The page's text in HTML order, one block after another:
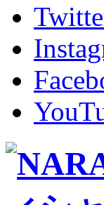
グッズ
ファン
ホーム
コラム
その他
TEAM
2026/27
2026/27
バモス
チアダ
ボラン
ビクト